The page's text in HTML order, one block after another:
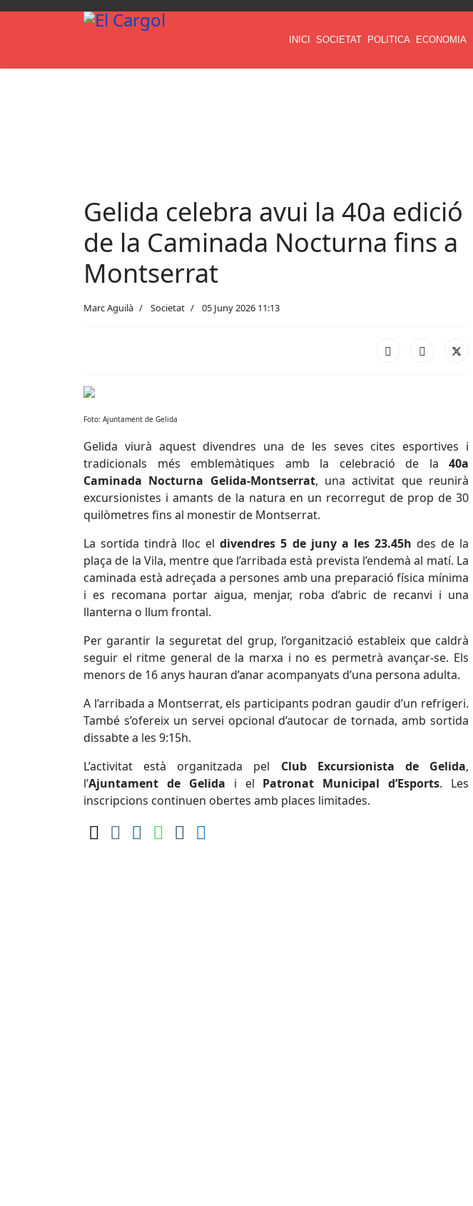
INICI SOCIETAT POLITICA ECONOMIA
Gelida celebra avui la 40a edició
de la Caminada Nocturna fins a
Montserrat
Marc Aguilà Societat 05 Juny 2026 11:13
Foto: Ajuntament de Gelida
Gelida viurà aquest divendres una de les seves cites esportives i
tradicionals més emblemàtiques amb la celebració de la 40a
Caminada Nocturna Gelida-Montserrat, una activitat que reunirà
excursionistes i amants de la natura en un recorregut de prop de 30
quilòmetres fins al monestir de Montserrat.
La sortida tindrà lloc eldivendres 5 de juny a les 23.45h des de la
plaça de la Vila, mentre que l’arribada està prevista l’endemà al matí. La
caminada està adreçada a persones amb una preparació física mínima
i es recomana portar aigua, menjar, roba d’abric de recanvi i una
llanterna o llum frontal.
Per garantir la seguretat del grup, l’organització estableix que caldrà
seguir el ritme general de la marxa i no es permetrà avançar-se. Els
menors de 16 anys hauran d’anar acompanyats d’una persona adulta.
A l’arribada a Montserrat, els participants podran gaudir d’un refrigeri.
També s’ofereix un servei opcional d’autocar de tornada, amb sortida
dissabte a les 9:15h.
L’activitat està organitzada pel Club Excursionista de Gelida,
l’Ajuntament de Gelida i el Patronat Municipal d’Esports. Les
inscripcions continuen obertes amb places limitades.